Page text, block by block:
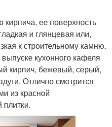
кирпича, ее поверхность
и глянцевая или,
к строительному камню.
кухонного кафеля
кирпич, бежевый, серый,
Отлично смотрится
из красной
плитки.